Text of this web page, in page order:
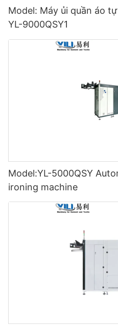
Model: Máy ủi quần áo
YL-9000QSY1
Model:YL-5000QSY Automatic tunnel garment
ironing machine